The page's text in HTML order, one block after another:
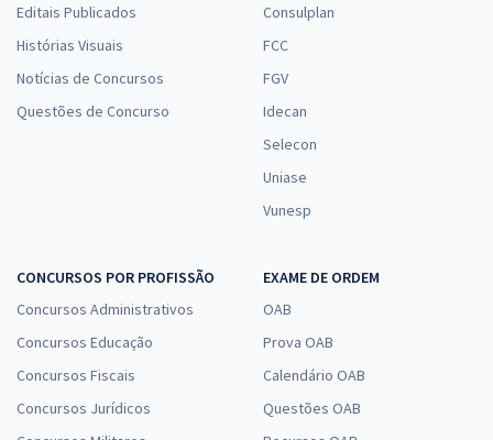
Editais Publicados
Histórias Visuais
Notícias de Concursos
Questões de Concurso
Consulplan
FCC
FGV
Idecan
Selecon
Uniase
Vunesp
CONCURSOS POR PROFISSÃO
Concursos Administrativos
Concursos Educação
Concursos Fiscais
Concursos Jurídicos
EXAME DE ORDEM
OAB
Prova OAB
Calendário OAB
Questões OAB